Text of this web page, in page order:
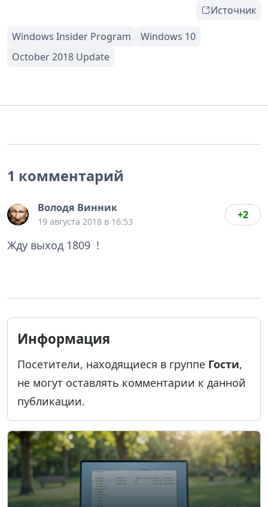
Источник
1 комментарий
Володя Винник
19 августа 2018 в 16:53
+2
Жду выход 1809 !
Информация
Посетители, находящиеся в группе Гости,
не могут оставлять комментарии к данной
публикации.